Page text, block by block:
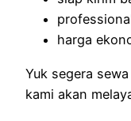
harga
Yuk segera
kami akan